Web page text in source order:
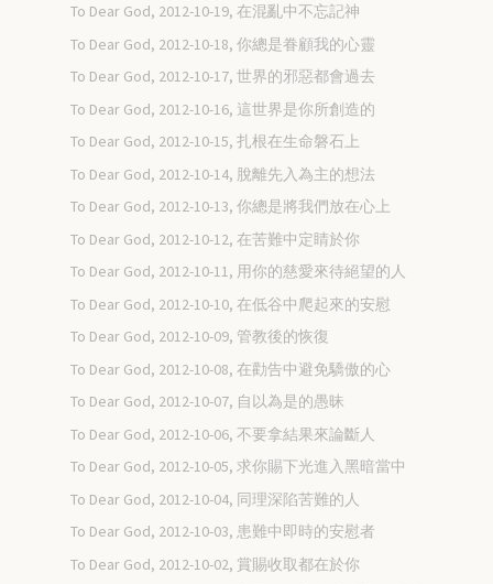
To Dear God, 2012-10-19, 在混亂中不忘記神
To Dear God, 2012-10-18, 你總是眷顧我的心靈
To Dear God, 2012-10-17, 世界的邪惡都會過去
To Dear God, 2012-10-16, 這世界是你所創造的
To Dear God, 2012-10-15, 扎根在生命磐石上
To Dear God, 2012-10-14, 脫離先入為主的想法
To Dear God, 2012-10-13, 你總是將我們放在心上
To Dear God, 2012-10-12, 在苦難中定睛於你
To Dear God, 2012-10-11, 用你的慈愛來待絕望的人
To Dear God, 2012-10-10, 在低谷中爬起來的安慰
To Dear God, 2012-10-09, 管教後的恢復
To Dear God, 2012-10-08, 在勸告中避免驕傲的心
To Dear God, 2012-10-07, 自以為是的愚昧
To Dear God, 2012-10-06, 不要拿結果來論斷人
To Dear God, 2012-10-05, 求你賜下光進入黑暗當中
To Dear God, 2012-10-04, 同理深陷苦難的人
To Dear God, 2012-10-03, 患難中即時的安慰者
To Dear God, 2012-10-02, 賞賜收取都在於你